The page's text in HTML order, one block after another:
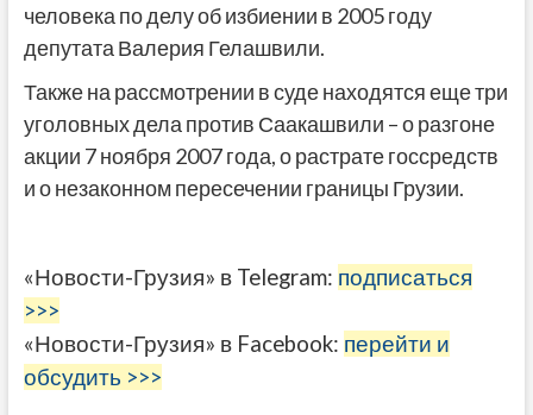
человека по делу об избиении в 2005 году
депутата Валерия Гелашвили.
Также на рассмотрении в суде находятся еще три
уголовных дела против Саакашвили – о разгоне
акции 7 ноября 2007 года, о растрате госсредств
и о незаконном пересечении границы Грузии.
«Новости-Грузия» в Telegram: подписаться
>>>
«Новости-Грузия» в Facebook: перейти и
обсудить >>>